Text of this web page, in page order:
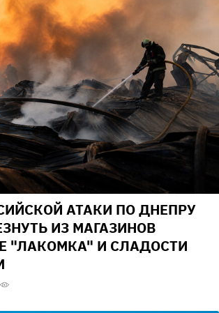
АТАКИ ПО ДНЕПРУ
ИЗ МАГАЗИНОВ
"ЛАКОМКА" И СЛАДОСТИ